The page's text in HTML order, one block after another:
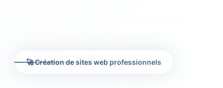
🚀 Création de sites web professionnels